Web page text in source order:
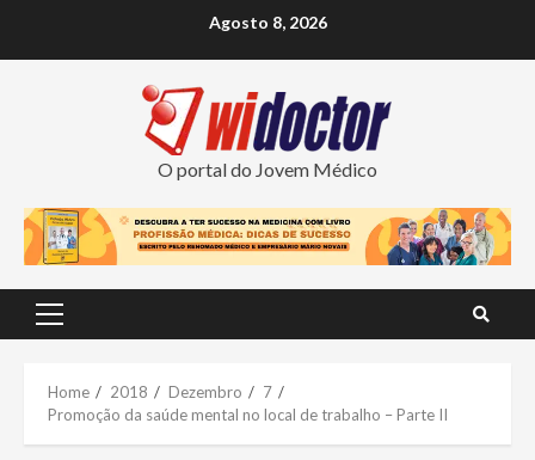
Agosto 8, 2026
O portal do Jovem Médico
Primary
Home 2018 Dezembro
7
Promoção da saúde mental no local de trabalho – Parte II